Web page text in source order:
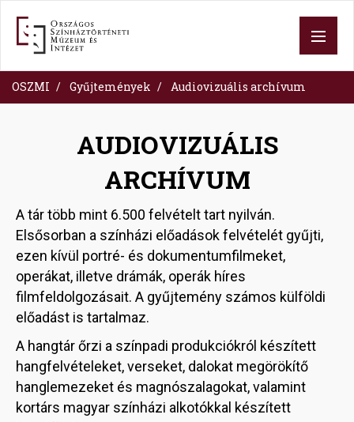
content
OSZMI Gyűjtemények Audiovizuális archívum
AUDIOVIZUÁLIS
ARCHÍVUM
A tár több mint 6.500 felvételt tart nyilván.
Elsősorban a színházi előadások felvételét gyűjti,
ezen kívül portré- és dokumentumfilmeket,
operákat, illetve drámák, operák híres
filmfeldolgozásait. A gyűjtemény számos külföldi
előadást is tartalmaz.
A hangtár őrzi a színpadi produkciókról készített
hangfelvételeket, verseket, dalokat megörökítő
hanglemezeket és magnószalagokat, valamint
kortárs magyar színházi alkotókkal készített